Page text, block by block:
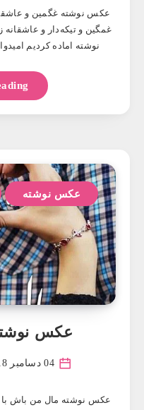
عکس نوشته غگمین و
غمگین و تیکه‌دار و
نوشته اماده کردیم
عکس نوشته
عکس
04 دسامبر 2018
عکس نوشته مال من باش